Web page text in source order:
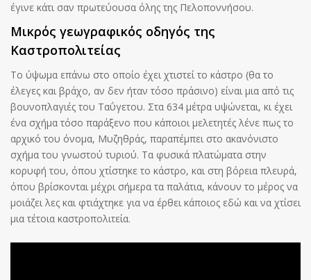
έγινε κάτι σαν πρωτεύουσα όλης της Πελοποννήσου.
Μικρός γεωγραφικός οδηγός της
Καστροπολιτείας
Το ύψωμα επάνω στο οποίο έχει χτιστεί το κάστρο (θα το
έλεγες και βράχο, αν δεν ήταν τόσο πράσινο) είναι μια από τις
βουνοπλαγιές του Ταΰγετου. Στα 634 μέτρα υψώνεται, κι έχει
ένα σχήμα τόσο παράξενο που κάποιοι μελετητές λένε πως το
αρχικό του όνομα, Μυζηθράς, παραπέμπει στο ακανόνιστο
σχήμα του γνωστού τυριού. Τα φυσικά πλατώματα στην
κορυφή του, όπου χτίστηκε το κάστρο, και στη βόρεια πλευρά,
όπου βρίσκονται μέχρι σήμερα τα παλάτια, κάνουν το μέρος να
μοιάζει λες και φτιάχτηκε για να έρθει κάποιος εδώ και να χτίσει
μια τέτοια καστροπολιτεία.